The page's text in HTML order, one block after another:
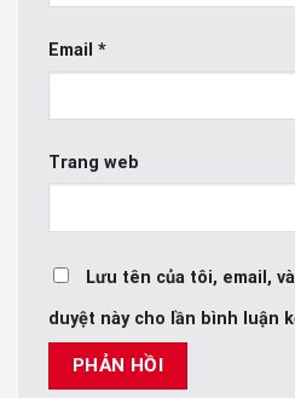
Email *
Trang web
Lưu tên của tôi, email,
duyệt này cho lần bình luận